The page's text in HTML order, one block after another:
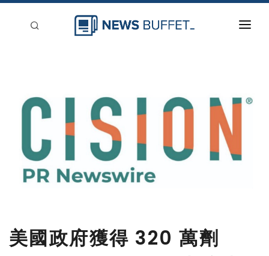
登入
美國政府獲得 320 萬劑